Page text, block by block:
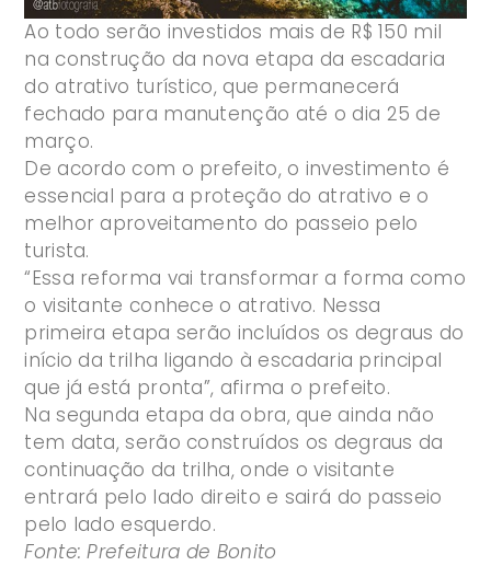
Ao todo serão investidos mais de R$ 150 mil
na construção da nova etapa da escadaria
do atrativo turístico, que permanecerá
fechado para manutenção até o dia 25 de
março.
De acordo com o prefeito, o investimento é
essencial para a proteção do atrativo e o
melhor aproveitamento do passeio pelo
turista.
“Essa reforma vai transformar a forma como
o visitante conhece o atrativo. Nessa
primeira etapa serão incluídos os degraus do
início da trilha ligando à escadaria principal
que já está pronta”, afirma o prefeito.
Na segunda etapa da obra, que ainda não
tem data, serão construídos os degraus da
continuação da trilha, onde o visitante
entrará pelo lado direito e sairá do passeio
pelo lado esquerdo.
Fonte: Prefeitura de Bonito